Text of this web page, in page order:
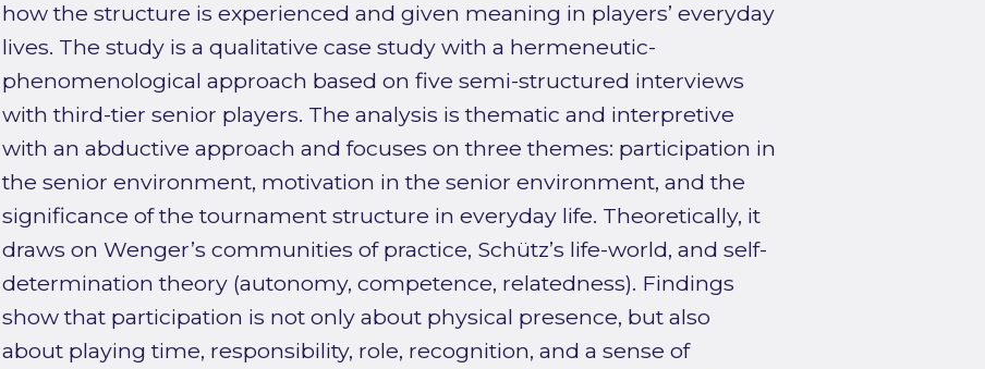
how the structure is experienced and given meaning in players’ everyday
lives. The study is a qualitative case study with a hermeneutic-
phenomenological approach based on five semi-structured interviews
with third-tier senior players. The analysis is thematic and interpretive
with an abductive approach and focuses on three themes: participation in
the senior environment, motivation in the senior environment, and the
significance of the tournament structure in everyday life. Theoretically, it
draws on Wenger’s communities of practice, Schütz’s life-world, and self-
determination theory (autonomy, competence, relatedness). Findings
show that participation is not only about physical presence, but also
about playing time, responsibility, role, recognition, and a sense of